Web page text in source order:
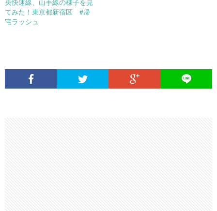
央快速線、山手線の様子を見
てみた！東京都新宿区 #帰
宅ラッシュ